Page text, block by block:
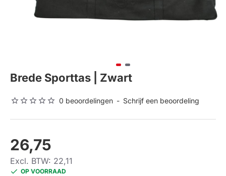
Brede Sporttas | Zwart
0 beoordelingen - Schrijf een beoordeling
26,75
Excl. BTW: 22,11
OP VOORRAAD